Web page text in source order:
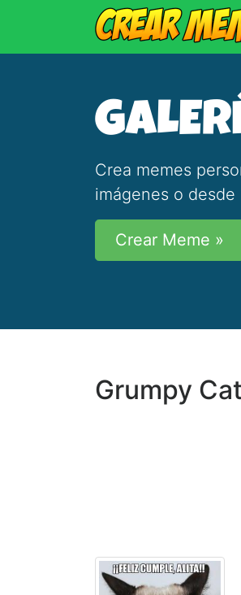
Crea memes
imágenes o
Crear Meme »
Grumpy Cat